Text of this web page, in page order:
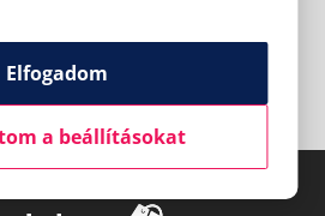
Elfogadom
a beállításokat